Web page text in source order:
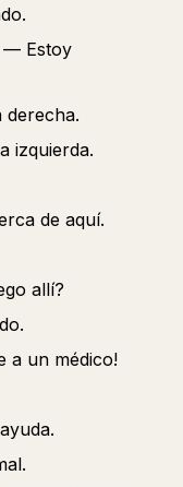
— Estoy
izquierda.
de aquí.
allí?
a un médico!